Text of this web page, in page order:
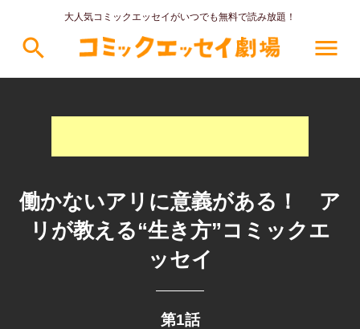
大人気コミックエッセイがいつでも無料で読み放題！
search menu
働かないアリに意義がある！ ア
リが教える“生き方”コミックエ
ッセイ
第1話